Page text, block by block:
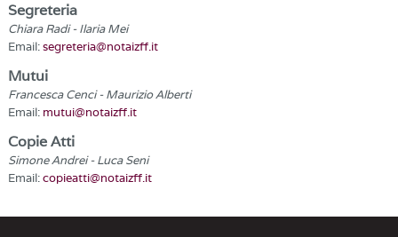
Segreteria
Chiara Radi - Ilaria Mei
Email:segreteria@notaizff.it
Mutui
Francesca Cenci - Maurizio Alberti
Email: mutui@notaizff.it
Copie Atti
Simone Andrei - Luca Seni
Email:copieatti@notaizff.it